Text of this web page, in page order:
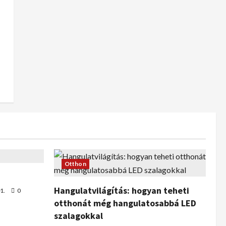
0
Otthon
Hangulatvilágítás: hogyan teheti
otthonát még hangulatosabbá LED
szalagokkal